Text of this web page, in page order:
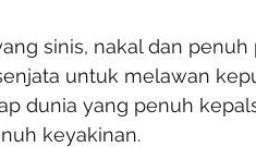
sinis, nakal dan
untuk melawan
dunia yang penuh
keyakinan.